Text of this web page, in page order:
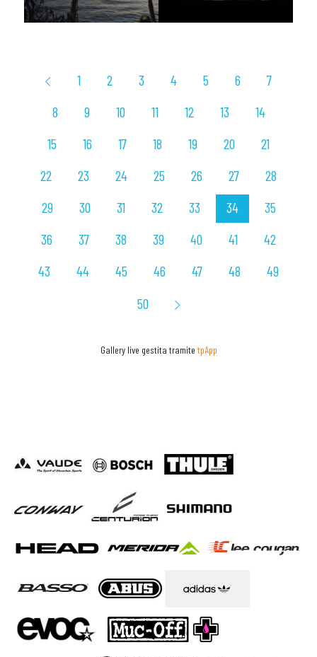
1 2 3 4 5 6
7
8
9 10 11 12 13
14
15
16 17 18 19 20
21
22
23 24 25 26 27
28
29
30 31 32 33 34
35
36
37 38 39 40 41
42
43
44 45 46 47 48
49
50
Gallery live gestita tramite tpApp